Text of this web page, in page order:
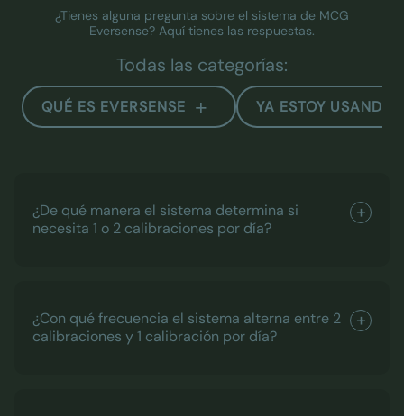
¿Tienes alguna pregunta sobre el sistema de MCG
Eversense? Aquí tienes las respuestas.
Todas las categorías:
QUÉ ES EVERSENSE YA ESTOY USANDO
¿De qué manera el sistema determina si
necesita 1 o 2 calibraciones por día?
¿Con qué frecuencia el sistema alterna entre 2
calibraciones y 1 calibración por día?